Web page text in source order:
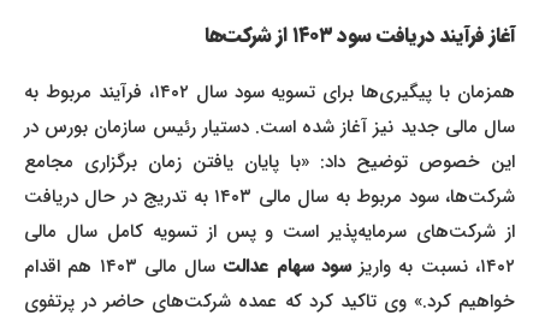
آغاز فرآیند دریافت سود ۱۴۰۳ از شرکت‌ها
همزمان با پیگیری‌ها برای تسویه سود سال ۱۴۰۲، فرآیند مربوط به
سال مالی جدید نیز آغاز شده است. دستیار رئیس سازمان بورس در
این خصوص توضیح داد: «با پایان یافتن زمان برگزاری مجامع
شرکت‌ها، سود مربوط به سال مالی ۱۴۰۳ به تدریج در حال دریافت
از شرکت‌های سرمایه‌پذیر است و پس از تسویه کامل سال مالی
۱۴۰۲، نسبت به واریز
سود سهام عدالت
سال مالی ۱۴۰۳ هم اقدام
خواهیم کرد.» وی تاکید کرد که عمده شرکت‌های حاضر در پرتفوی